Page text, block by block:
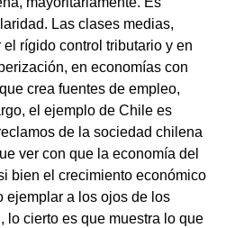
Las clases medias,
rígido control tributario y en
en economías con
crea fuentes de empleo,
el ejemplo de Chile es
de la sociedad chilena
ver con que la economía del
bien el crecimiento económico
ejemplar a los ojos de los
lo cierto es que muestra lo que